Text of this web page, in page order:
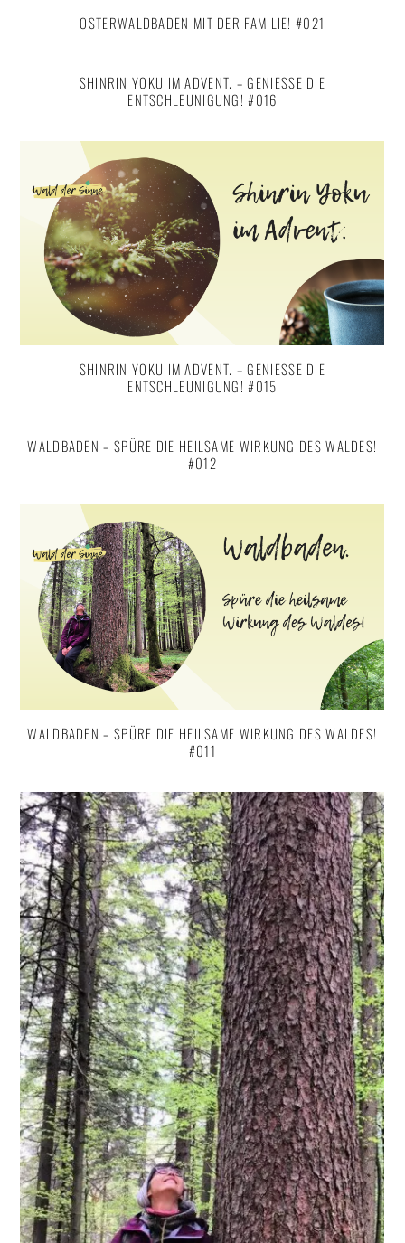
OSTERWALDBADEN MIT DER FAMILIE! #021
SHINRIN YOKU IM ADVENT. – GENIESSE DIE E
NTSCHLEUNIGUNG! #016
SHINRIN YOKU IM ADVENT. – GENIESSE DIE E
NTSCHLEUNIGUNG! #015
WALDBADEN – SPÜRE DIE HEILSAME WIRKUNG DES WALDES!
#012
WALDBADEN – SPÜRE DIE HEILSAME WIRKUNG DES WALDES!
#011